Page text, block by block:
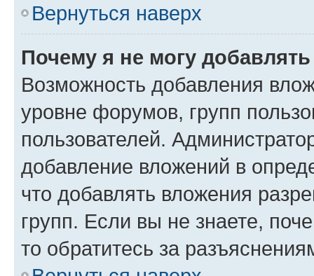
Вернуться наверх
Почему я не могу
Возможность добавления
уровне форумов, групп
пользователей.
добавление вложений в
что добавлять вложения
групп. Если вы не знаете,
то обратитесь за